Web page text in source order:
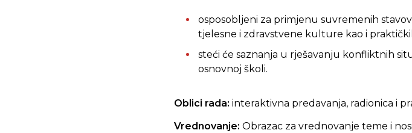
osposobljeni za primjenu suvremenih
tjelesne i zdravstvene kulture kao i
steći će saznanja u rješavanju konfliktnih
osnovnoj školi.
Oblici rada: interaktivna predavanja, radionica i
Vrednovanje: Obrazac za vrednovanje teme i